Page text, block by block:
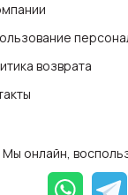
возврата
Мы онлайн,